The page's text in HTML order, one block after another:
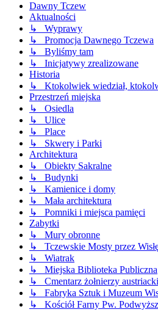
Dawny Tczew
Aktualności
↳ Wyprawy
↳ Promocja Dawnego Tczewa
↳ Byliśmy tam
↳ Inicjatywy zrealizowane
Historia
↳ Ktokolwiek wiedział,
Przestrzeń miejska
↳ Osiedla
↳ Ulice
↳ Place
↳ Skwery i Parki
Architektura
↳ Obiekty Sakralne
↳ Budynki
↳ Kamienice i domy
↳ Mała architektura
↳ Pomniki i miejsca pamięci
Zabytki
↳ Mury obronne
↳ Tczewskie Mosty przez
↳ Wiatrak
↳ Miejska Biblioteka Publiczna
↳ Cmentarz żołnierzy
↳ Fabryka Sztuk i Muzeum
↳ Kościół Farny Pw.